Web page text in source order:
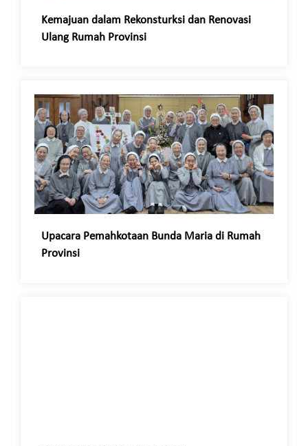
Kemajuan dalam Rekonsturksi dan Renovasi
Ulang Rumah Provinsi
Upacara Pemahkotaan Bunda Maria di Rumah
Provinsi